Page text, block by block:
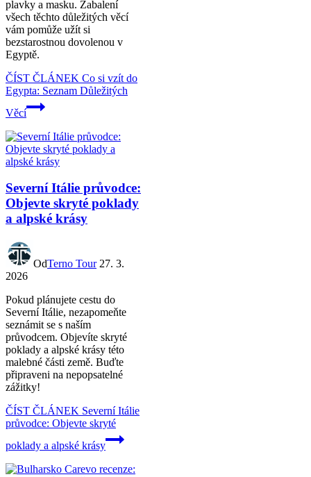
plavky a masku. Zabalení
všech těchto důležitých věcí
vám pomůže užít si
bezstarostnou dovolenou v
Egyptě.
ČÍST ČLÁNEK Co si vzít do
Egypta: Seznam Důležitých
Věcí
Severní Itálie průvodce:
Objevte skryté poklady
a alpské krásy
OdTerno Tour 27. 3.
2026
Pokud plánujete cestu do
Severní Itálie, nezapomeňte
seznámit se s naším
průvodcem. Objevíte skryté
poklady a alpské krásy této
malebné části země. Buďte
připraveni na nepopsatelné
zážitky!
ČÍST ČLÁNEK Severní Itálie
průvodce: Objevte skryté
poklady a alpské krásy